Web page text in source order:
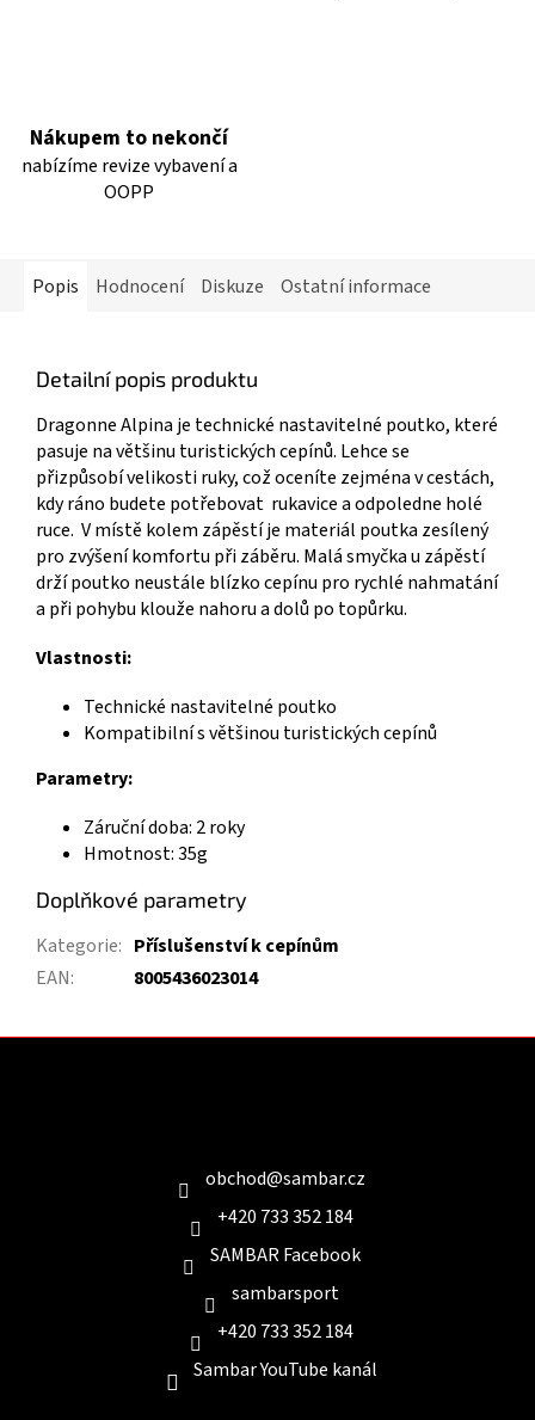
Nákupem to nekončí
nabízíme revize vybavení a
OOPP
Popis Hodnocení Diskuze Ostatní informace
Detailní popis produktu
Dragonne Alpina je technické nastavitelné poutko, které
pasuje na většinu turistických cepínů. Lehce se
přizpůsobí velikosti ruky, což oceníte zejména v cestách,
kdy ráno budete potřebovat rukavice a odpoledne holé
ruce. V místě kolem zápěstí je materiál poutka zesílený
pro zvýšení komfortu při záběru. Malá smyčka u zápěstí
drží poutko neustále blízko cepínu pro rychlé nahmatání
a při pohybu klouže nahoru a dolů po topůrku.
Vlastnosti:
Technické nastavitelné poutko
Kompatibilní s většinou turistických cepínů
Parametry:
Záruční doba: 2 roky
Hmotnost: 35g
Doplňkové parametry
Kategorie: Příslušenství k cepínům
EAN: 8005436023014
obchod@sambar.cz
+420 733 352 184
SAMBAR Facebook
sambarsport
+420 733 352 184
Sambar YouTube kanál